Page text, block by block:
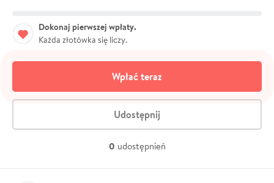
Dokonaj pierwszej wpłaty.
Każda złotówka się liczy.
Wpłać teraz
Udostępnij
0 udostępnień